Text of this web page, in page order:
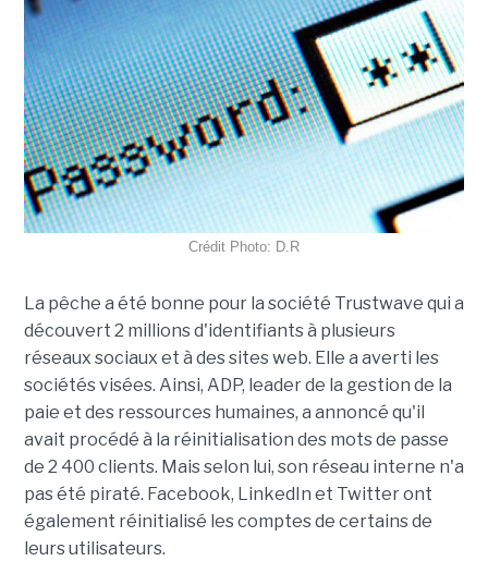
Crédit Photo: D.R
La pêche a été bonne pour la société Trustwave qui a
découvert 2 millions d'identifiants à plusieurs
réseaux sociaux et à des sites web. Elle a averti les
sociétés visées. Ainsi, ADP, leader de la gestion de la
paie et des ressources humaines, a annoncé qu'il
avait procédé à la réinitialisation des mots de passe
de 2 400 clients. Mais selon lui, son réseau interne n'a
pas été piraté. Facebook, LinkedIn et Twitter ont
également réinitialisé les comptes de certains de
leurs utilisateurs.